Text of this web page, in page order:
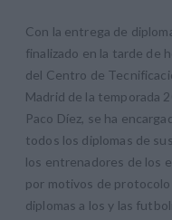
Con la entrega de
finalizado en la tarde de
del Centro de
Madrid de la temporada
Paco Díez, se ha
todos los diplomas de
los entrenadores de los
por motivos de
diplomas a los y las